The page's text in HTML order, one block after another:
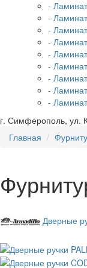
-
-
-
-
-
-
-
-
-
г. Симферополь, ул.
Главная
Дверные